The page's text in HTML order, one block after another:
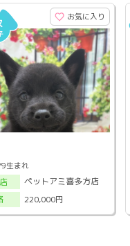
お気に入り
生まれ
ペットアミ喜多方店
220,000円